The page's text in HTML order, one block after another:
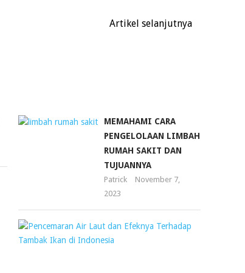
Artikel selanjutnya
MEMAHAMI CARA
PENGELOLAAN LIMBAH
RUMAH SAKIT DAN
TUJUANNYA
Patrick
November 7,
2023